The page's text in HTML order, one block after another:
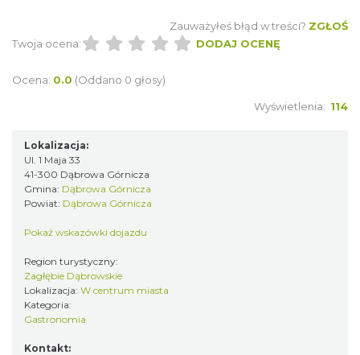
Zauważyłeś błąd w treści? ZGŁOŚ
Twoja ocena:
DODAJ OCENĘ
Ocena: 0.0 (Oddano 0 głosy)
Wyświetlenia: 114
Lokalizacja:
Ul. 1 Maja 33
41-300 Dąbrowa Górnicza
Gmina: Dąbrowa Górnicza
Powiat: Dąbrowa Górnicza
Pokaż wskazówki dojazdu
Region turystyczny:
Zagłębie Dąbrowskie
Lokalizacja: W centrum miasta
Kategoria:
Gastronomia
Kontakt: